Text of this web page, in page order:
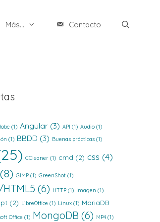
Más... Contacto
(1) Angular(3) API (1) Audio(1)
(1) BBDD (3) Buenas prácticas(1)
CCleaner(1) cmd (2) css (4)
(8) GIMP(1) GreenShot(1)
(6) HTTP(1) Imagen (1)
(2) LibreOffice (1) Linux(1) MariaDB
Office (1) MongoDB (6) MP4(1)